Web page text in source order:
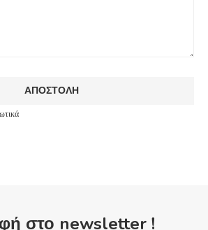
στο newsletter !